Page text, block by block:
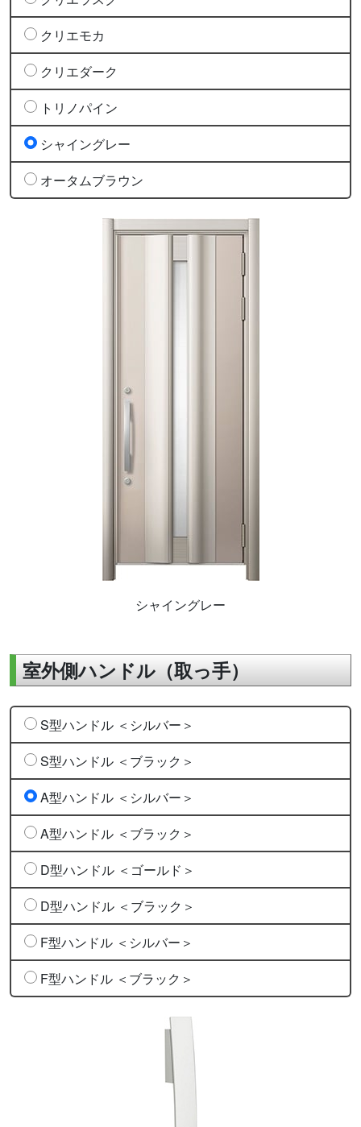
シャイングレー
クリエモカ
クリエダーク
トリノパイン
シャイングレー
オータムブラウン
室外側ハンドル（取っ手）
S型ハンドル ＜シルバー＞
S型ハンドル ＜ブラック＞
A型ハンドル ＜シルバー＞
A型ハンドル ＜ブラック＞
D型ハンドル ＜ゴールド＞
D型ハンドル ＜ブラック＞
F型ハンドル ＜シルバー＞
F型ハンドル ＜ブラック＞